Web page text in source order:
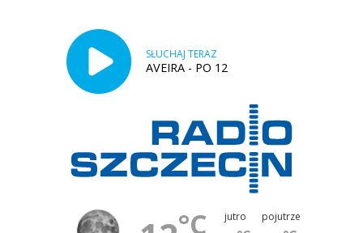
SŁUCHAJ TERAZ
AVEIRA - PO 12
°C jutro pojutrze